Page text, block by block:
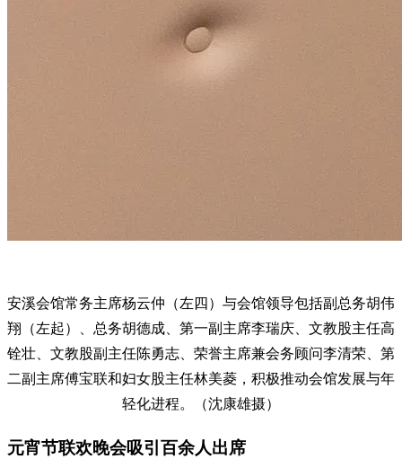
安溪会馆常务主席杨云仲（左四）与会馆领导包括副总务胡伟
翔（左起）、总务胡德成、第一副主席李瑞庆、文教股主任高
铨壮、文教股副主任陈勇志、荣誉主席兼会务顾问李清荣、第
二副主席傅宝联和妇女股主任林美菱，积极推动会馆发展与年
轻化进程。（沈康雄摄）
元宵节联欢晚会吸引百余人出席